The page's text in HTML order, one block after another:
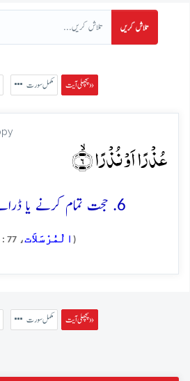
تلاش کریں
پچھلی آیت » مکمل سورت
عُذۡرًا اَوۡ نُذۡرًا ۙ﴿۶﴾
6. حجت تمام کرنے یا ڈرانے کے لئے
( الْمُرْسَلاَت، 77 : 6)
پچھلی آیت » مکمل سورت